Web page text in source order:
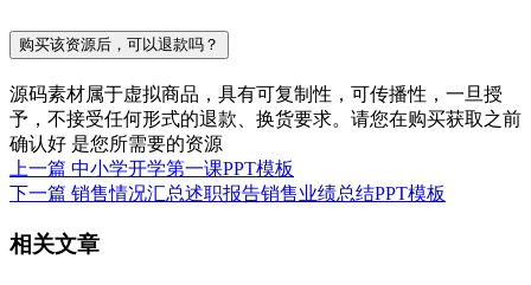
购买该资源后，可以退款吗？
源码素材属于虚拟商品，具有可复制性，可传播性，一旦授
予，不接受任何形式的退款、换货要求。请您在购买获取之前
确认好 是您所需要的资源
上一篇 中小学开学第一课PPT模板
下一篇 销售情况汇总述职报告销售业绩总结PPT模板
相关文章